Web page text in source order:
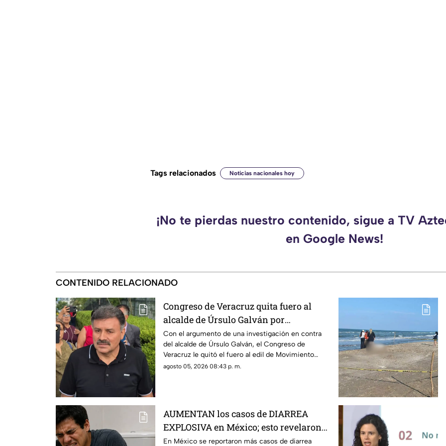
Tags relacionados Noticias nacionales hoy
¡No te pierdas nuestro contenido, sigue a TV
en Google News!
CONTENIDO RELACIONADO
Congreso de Veracruz quita fuero al
alcalde de Úrsulo Galván por
investigación en su contra ¿De qué lo
acusan?
Con el argumento de una investigación en contra
del alcalde de Úrsulo Galván, el Congreso de
Veracruz le quitó el fuero al edil de Movimiento
Ciudadano.
agosto 05, 2026 08:43 p. m.
AUMENTAN los casos de DIARREA
EXPLOSIVA en México; esto revelaron
de los pacientes
En México se reportaron más casos de diarrea